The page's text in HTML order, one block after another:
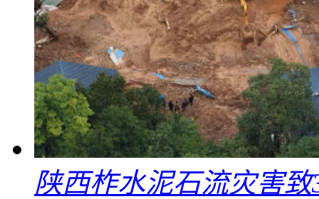
陕西柞水泥石流灾害